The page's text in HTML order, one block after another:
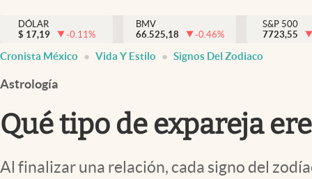
Internacionales
Opinión
Brand Strategy
Vida y estilo
Tv
DÓLAR
$ 17,19 -0.11%
BMV
66.525,18
-0.46%
S&P 500
7723,55
Cronista México Vida Y Estilo Signos Del Zodiaco
Astrología
Qué tipo de expareja
Al finalizar una relación, cada signo del